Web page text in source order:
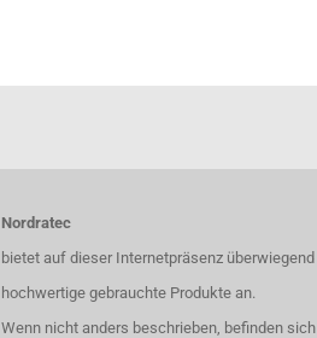
Nordratec
bietet auf dieser Internetpräsenz überwiegend
hochwertige gebrauchte Produkte an.
Wenn nicht anders beschrieben, befinden sich